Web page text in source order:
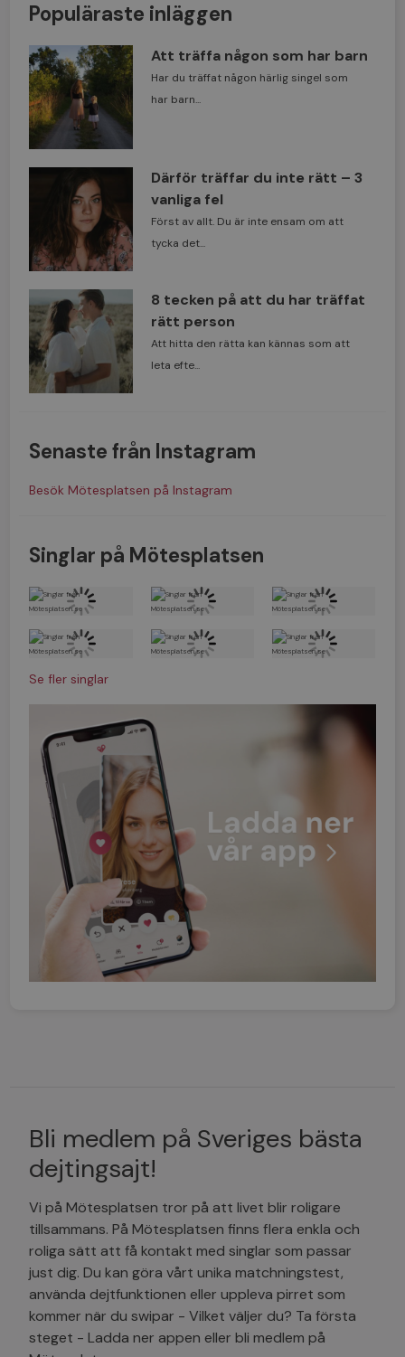
Populäraste inläggen
Att träffa någon som har barn
Har du träffat någon härlig singel som
har barn...
Därför träffar du inte rätt – 3
vanliga fel
Först av allt. Du är inte ensam om att
tycka det...
8 tecken på att du har träffat
rätt person
Att hitta den rätta kan kännas som att
leta efte...
Senaste från Instagram
Besök Mötesplatsen på Instagram
Singlar på Mötesplatsen
Se fler singlar
Bli medlem på Sveriges bästa
dejtingsajt!
Vi på Mötesplatsen tror på att livet blir roligare
tillsammans. På Mötesplatsen finns flera enkla och
roliga sätt att få kontakt med singlar som passar
just dig. Du kan göra vårt unika matchningstest,
använda dejtfunktionen eller uppleva pirret som
kommer när du swipar - Vilket väljer du? Ta första
steget - Ladda ner appen eller bli medlem på